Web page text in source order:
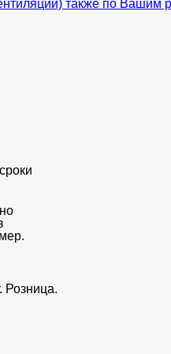
также по Вашим
Розница.